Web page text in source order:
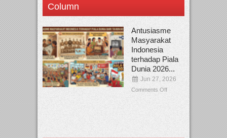
Column
Antusiasme
Masyarakat
Indonesia
terhadap Piala
Dunia 2026...
Jun 27, 2026
Comments Off